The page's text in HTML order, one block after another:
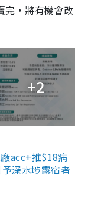
完，將有機會改
+2
acc+推$18病
深水埗露宿者